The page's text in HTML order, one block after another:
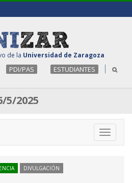
de la Universidad de Zaragoza
PDI/PAS ESTUDIANTES
5/2025
Toggle
DIVULGACIÓN